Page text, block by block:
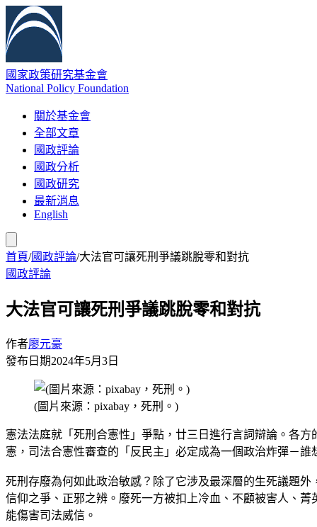
國家政策研究基金會
National Policy Foundation
關於基金會
全部文章
國政評論
國政分析
國政研究
最新消息
English
首頁/國政評論/大法官可讓死刑爭議跳脫零和對抗
國政評論
大法官可讓死刑爭議跳脫零和對抗
作者廖元豪
發布日期2024年5月3日
(圖片來源：pixabay，死刑。)
憲法法庭就「死刑合憲性」爭點，廿三日進行言詞辯論。各
憲，司法合憲性審查的「反民主」必定成為一個政治炸彈－誰
死刑存廢為何如此政治敏感？除了它涉及最深層的生死議題
信仰之爭、正邪之辨。廢死一方被扣上冷血、不顧被害人、
能傷害司法威信。